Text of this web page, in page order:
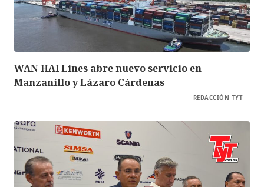
WAN HAI Lines abre nuevo servicio en
Manzanillo y Lázaro Cárdenas
REDACCIÓN TYT